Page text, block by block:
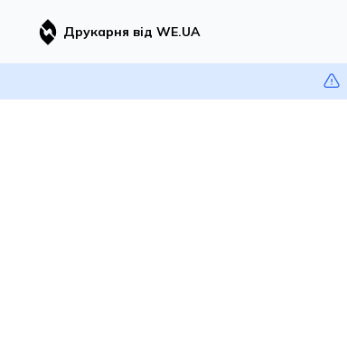
Друкарня від WE.UA